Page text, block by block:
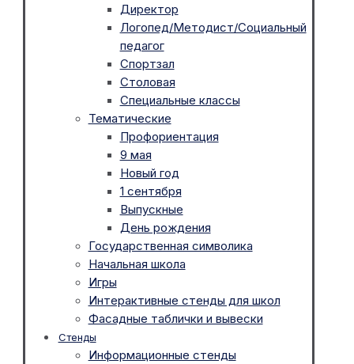
Директор
Логопед/Методист/Социальный
педагог
Спортзал
Столовая
Специальные классы
Тематические
Профориентация
9 мая
Новый год
1 сентября
Выпускные
День рождения
Государственная символика
Начальная школа
Игры
Интерактивные стенды для школ
Фасадные таблички и вывески
Стенды
Информационные стенды